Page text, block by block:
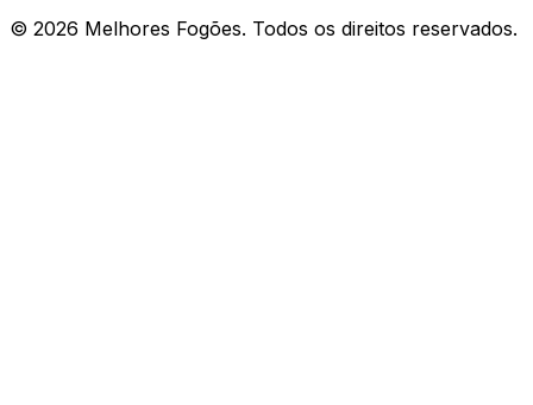
© 2026 Melhores Fogões. Todos os direitos reservados.